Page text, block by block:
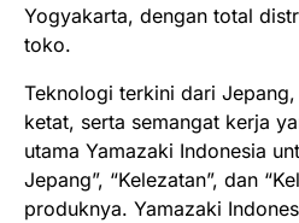
Yogyakarta, dengan total
toko.
Teknologi terkini dari
ketat, serta semangat kerja
utama Yamazaki Indonesia
Jepang”, “Kelezatan”, dan
produknya. Yamazaki